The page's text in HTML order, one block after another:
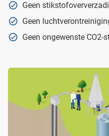
Geen
Geen
Geen ongewenste CO2-